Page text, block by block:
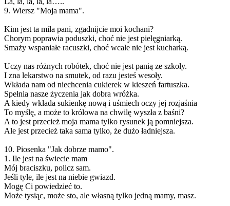
9. Wiersz "Moja mama".
Kim jest ta miła pani, zgadnijcie moi kochani?
Chorym poprawia poduszki, choć nie jest pielęgniarką.
Smaży wspaniałe racuszki, choć wcale nie jest kucharką.
Uczy nas różnych robótek, choć nie jest panią ze szkoły.
I zna lekarstwo na smutek, od razu jesteś wesoły.
Wkłada nam od niechcenia cukierek w kieszeń fartuszka.
Spełnia nasze życzenia jak dobra wróżka.
A kiedy wkłada sukienkę nową i uśmiech oczy jej rozjaśnia
To myślę, a może to królowa na chwilę wyszła z baśni?
A to jest przecież moja mama tylko rysunek ją pomniejsza.
Ale jest przecież taka sama tylko, że dużo ładniejsza.
10. Piosenka "Jak dobrze mamo".
1. Ile jest na świecie mam
Mój braciszku, policz sam.
Jeśli tyle, ile jest na niebie gwiazd.
Mogę Ci powiedzieć to.
Może tysiąc, może sto, ale własną tylko jedną mamy, masz.